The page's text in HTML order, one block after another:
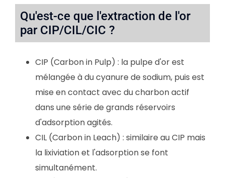
Qu'est-ce que l'extraction de l'or
par CIP/CIL/CIC ?
CIP (Carbon in Pulp) : la pulpe d'or est
mélangée à du cyanure de sodium, puis est
mise en contact avec du charbon actif
dans une série de grands réservoirs
d'adsorption agités.
CIL (Carbon in Leach) : similaire au CIP mais
la lixiviation et l'adsorption se font
simultanément.